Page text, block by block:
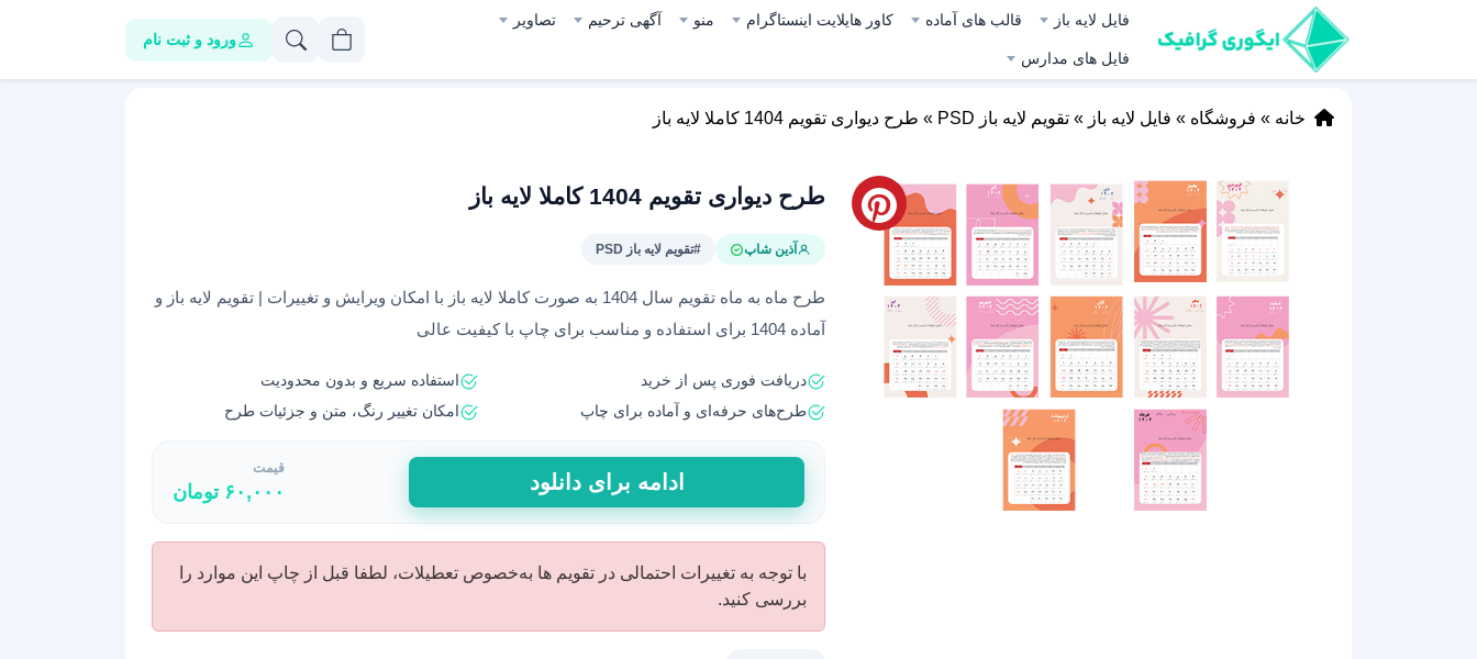
فایل لایه باز قالب های آماده کاور هایلایت اینستاگرام منو آگهی ترحیم تصاویر
فایل های مدارس
ورود و ثبت نام
خانه » فروشگاه » فایل لایه باز » تقویم لایه باز PSD » طرح دیواری تقویم 1404 کاملا لایه باز
طرح دیواری تقویم 1404 کاملا لایه باز
آذین شاپ #تقویم لایه باز PSD
طرح ماه به ماه تقویم سال 1404 به صورت کاملا لایه باز با امکان ویرایش و تغییرات | تقویم لایه باز و
آماده 1404 برای استفاده و مناسب برای چاپ با کیفیت عالی
دریافت فوری پس از خرید
استفاده سریع و بدون محدودیت
طرح‌های حرفه‌ای و آماده برای چاپ
امکان تغییر رنگ، متن و جزئیات طرح
طرح
دیواری
تقویم
1404
کاملا
لایه
باز
ادامه برای دانلود
قیمت
۶۰,۰۰۰ تومان
با توجه به تغییرات احتمالی در تقویم ها به‌خصوص تعطیلات، لطفا قبل از چاپ این موارد را
بررسی کنید.